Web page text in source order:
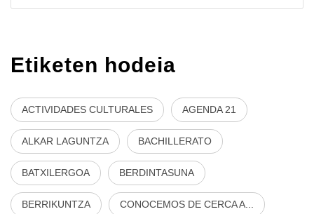
Etiketen hodeia
ACTIVIDADES CULTURALES AGENDA 21
ALKAR LAGUNTZA BACHILLERATO
BATXILERGOA BERDINTASUNA
BERRIKUNTZA CONOCEMOS DE CERCA A...